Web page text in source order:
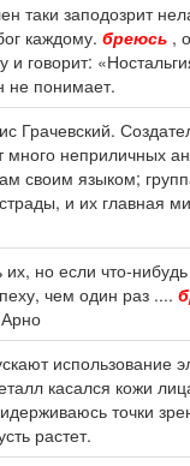
таки заподозрит
каждому. бреюсь ,
и говорит:
не понимает.
Грачевский.
неприличных
своим языком;
и их главная
но если что-
чем один раз ....
использование
касался кожи
точки
растет.